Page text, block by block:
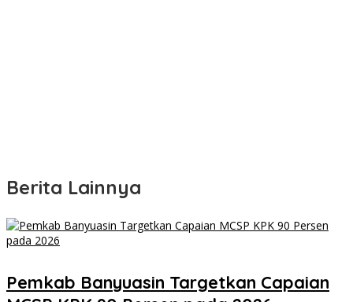
Berita Lainnya
Pemkab Banyuasin Targetkan Capaian